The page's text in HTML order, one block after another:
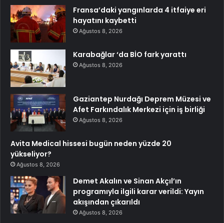
Fransa’daki yangınlarda 4 itfaiye eri
hayatını kaybetti
Ağustos 8, 2026
Karabağlar ‘da BİO fark yarattı
Ağustos 8, 2026
Gaziantep Nurdağı Deprem Müzesi ve
Afet Farkındalık Merkezi için iş birliği
Ağustos 8, 2026
Avita Medical hissesi bugün neden yüzde 20
yükseliyor?
Ağustos 8, 2026
Demet Akalın ve Sinan Akçıl’ın
programıyla ilgili karar verildi: Yayın
akışından çıkarıldı
Ağustos 8, 2026